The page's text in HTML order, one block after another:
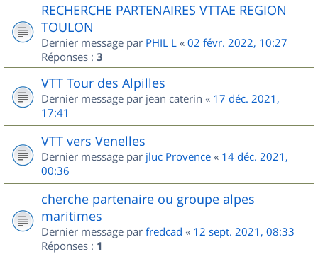
RECHERCHE PARTENAIRES VTTAE REGION
TOULON
Dernier message par PHIL L « 02 févr. 2022, 10:27
Réponses : 3
VTT Tour des Alpilles
Dernier message par jean caterin « 17 déc. 2021,
17:41
VTT vers Venelles
Dernier message par jluc Provence « 14 déc. 2021,
00:36
cherche partenaire ou groupe alpes
maritimes
Dernier message par fredcad « 12 sept. 2021, 08:33
Réponses : 1